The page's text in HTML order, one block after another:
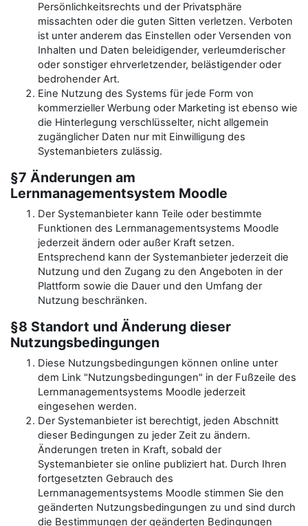
Persönlichkeitsrechts und der Privatsphäre
missachten oder die guten Sitten verletzen. Verboten
ist unter anderem das Einstellen oder Versenden von
Inhalten und Daten beleidigender, verleumderischer
oder sonstiger ehrverletzender, belästigender oder
bedrohender Art.
Eine Nutzung des Systems für jede Form von
kommerzieller Werbung oder Marketing ist ebenso wie
die Hinterlegung verschlüsselter, nicht allgemein
zugänglicher Daten nur mit Einwilligung des
Systemanbieters zulässig.
§7 Änderungen am
Lernmanagementsystem Moodle
Der Systemanbieter kann Teile oder bestimmte
Funktionen des Lernmanagementsystems Moodle
jederzeit ändern oder außer Kraft setzen.
Entsprechend kann der Systemanbieter jederzeit die
Nutzung und den Zugang zu den Angeboten in der
Plattform sowie die Dauer und den Umfang der
Nutzung beschränken.
§8 Standort und Änderung dieser
Nutzungsbedingungen
Diese Nutzungsbedingungen können online unter
dem Link "Nutzungsbedingungen" in der Fußzeile des
Lernmanagementsystems Moodle jederzeit
eingesehen werden.
Der Systemanbieter ist berechtigt, jeden Abschnitt
dieser Bedingungen zu jeder Zeit zu ändern.
Änderungen treten in Kraft, sobald der
Systemanbieter sie online publiziert hat. Durch Ihren
fortgesetzten Gebrauch des
Lernmanagementsystems Moodle stimmen Sie den
geänderten Nutzungsbedingungen zu und sind durch
die Bestimmungen der geänderten Bedingungen